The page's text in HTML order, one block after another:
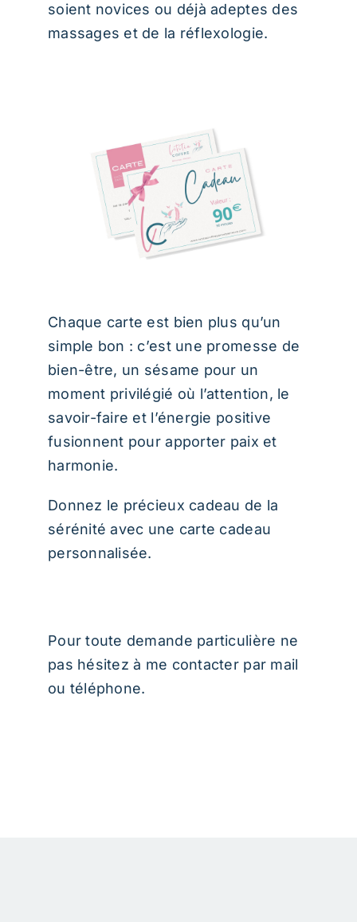
soient novices ou déjà adeptes des
massages et de la réflexologie.
Chaque carte est bien plus qu’un
simple bon : c’est une promesse de
bien-être, un sésame pour un
moment privilégié où l’attention, le
savoir-faire et l’énergie positive
fusionnent pour apporter paix et
harmonie.
Donnez le précieux cadeau de la
sérénité avec une carte cadeau
personnalisée.
Pour toute demande particulière ne
pas hésitez à me contacter par mail
ou téléphone.